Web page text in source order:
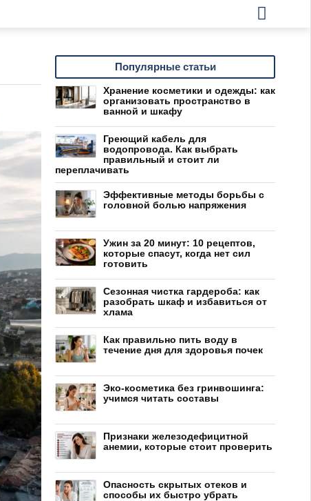
Популярные статьи
Хранение косметики и одежды: как
организовать пространство в
ванной и шкафу
Греющий кабель для
водопровода. Как выбрать
правильный и стоит ли
переплачивать
Эффективные методы борьбы с
головной болью напряжения
Ужин за 20 минут: 10 рецептов,
которые спасут, когда нет сил
готовить
Сезонная чистка гардероба: как
разобрать шкаф и избавиться от
хлама
Как правильно пить воду в
течение дня для здоровья почек
Эко-косметика без гринвошинга:
учимся читать составы
Признаки железодефицитной
анемии, которые стоит проверить
Опасность скрытых отеков и
способы их быстро убрать